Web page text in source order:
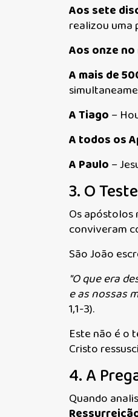
Aos sete
realizou uma
Aos onze
A mais de
A Tiago–
A todos os
A Paulo–
3. O
Os apóstolos
conviveram
São João
"O que era
e as nossas
1,1-3).
Este não é o
Cristo
4. A
Quando